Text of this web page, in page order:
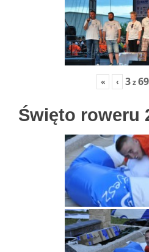
« ‹ 3z69
Święto roweru